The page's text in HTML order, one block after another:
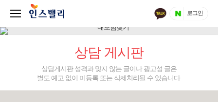
로그인
상담 게시판
상담게시판 성격과 맞지 않는 글이나 광고성 글은
별도 예고 없이 미등록 또는 삭제처리될 수 있습니다.